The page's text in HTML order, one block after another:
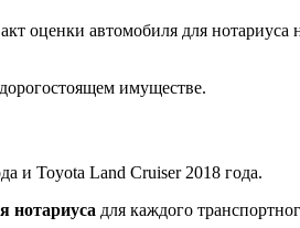
оценки автомобиля для нотариуса
имуществе.
и Toyota Land Cruiser 2018 года.
нотариуса для каждого